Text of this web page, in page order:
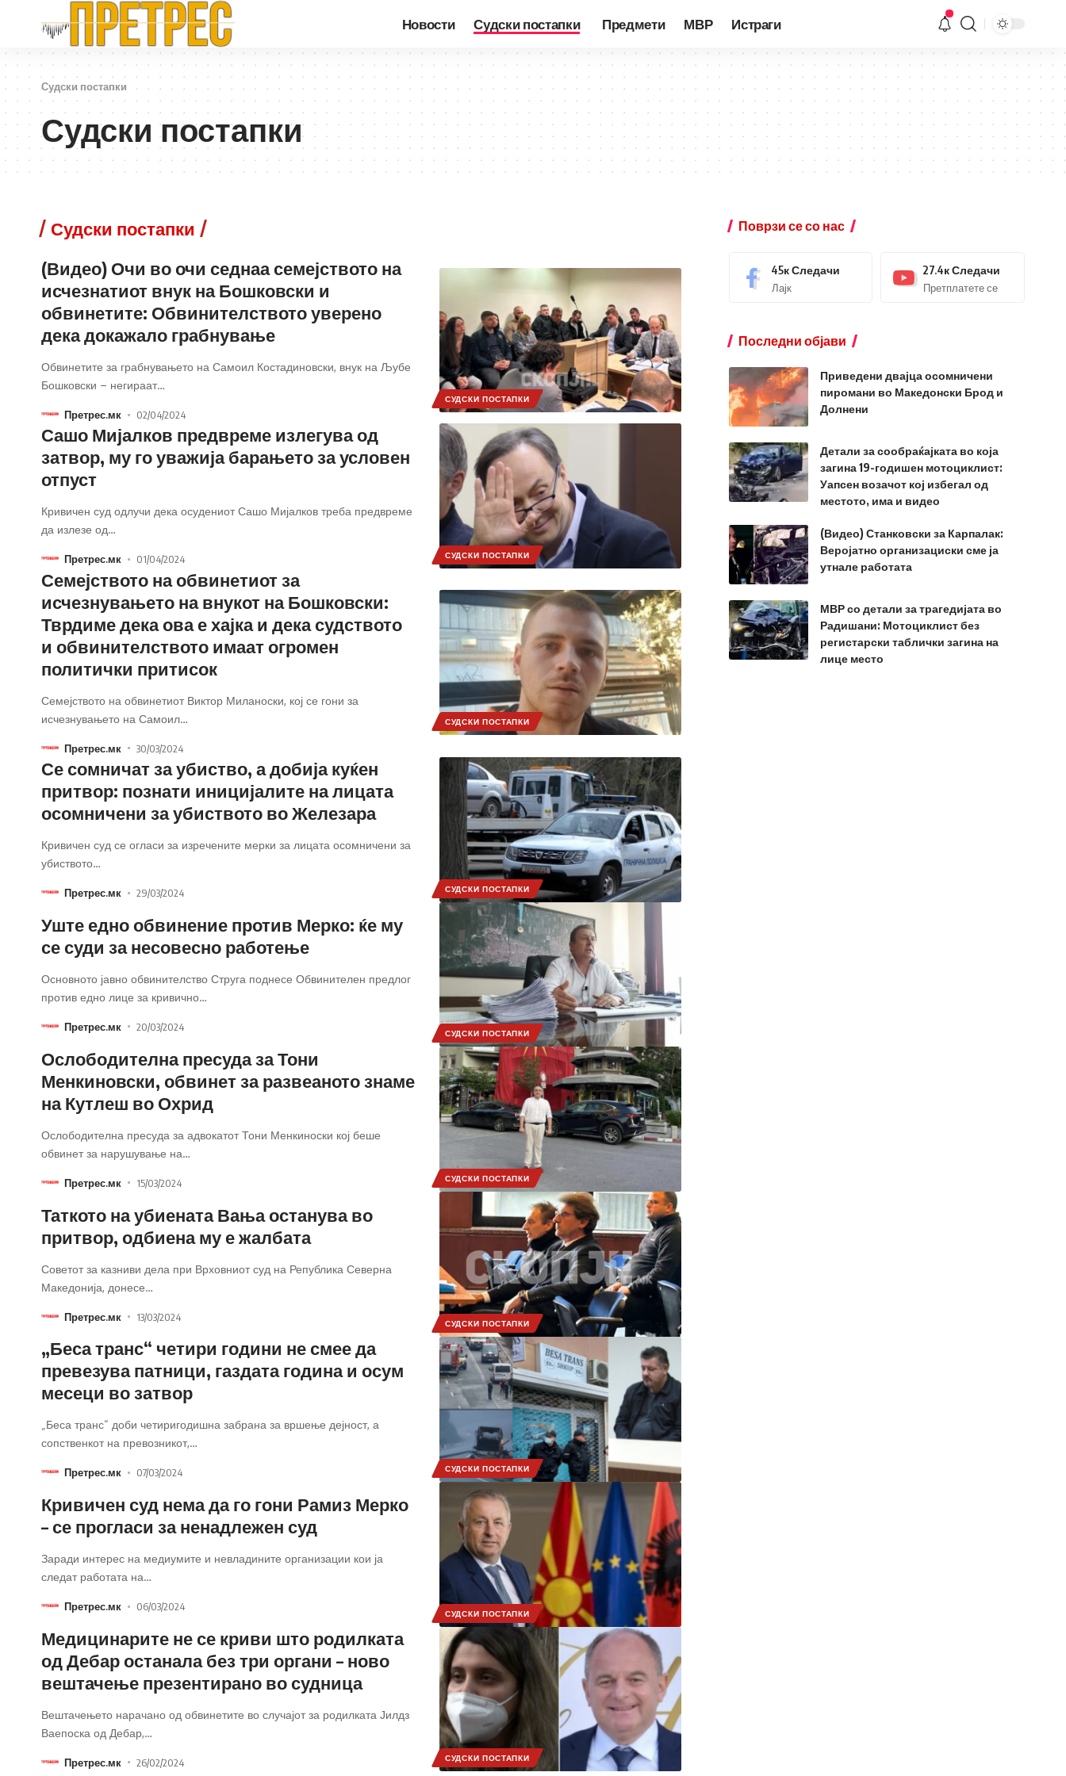
Новости Судски постапки Предмети МВР Истраги
Судски постапки
Судски постапки
Судски постапки
СУДСКИ ПОСТАПКИ
(Видео) Очи во очи седнаа семејството на
исчезнатиот внук на Бошковски и
обвинетите: Обвинителството уверено
дека докажало грабнување
Обвинетите за грабнувањето на Самоил Костадиновски, внук на Љубе
Бошковски – негираат…
Претрес.мк 02/04/2024
СУДСКИ ПОСТАПКИ
Сашо Мијалков предвреме излегува од
затвор, му го уважија барањето за условен
отпуст
Кривичен суд одлучи дека осудениот Сашо Мијалков треба предвреме
да излезе од…
Претрес.мк 01/04/2024
СУДСКИ ПОСТАПКИ
Семејството на обвинетиот за
исчезнувањето на внукот на Бошковски:
Тврдиме дека ова е хајка и дека судството
и обвинителството имаат огромен
политички притисок
Семејството на обвинетиот Виктор Миланоски, кој се гони за
исчезнувањето на Самоил…
Претрес.мк 30/03/2024
СУДСКИ ПОСТАПКИ
Се сомничат за убиство, а добија куќен
притвор: познати иницијалите на лицата
осомничени за убиството во Железара
Кривичен суд се огласи за изречените мерки за лицата осомничени за
убиството…
Претрес.мк 29/03/2024
СУДСКИ ПОСТАПКИ
Уште едно обвинение против Мерко: ќе му
се суди за несовесно работење
Основното јавно обвинителство Струга поднесе Обвинителен предлог
против едно лице за кривично…
Претрес.мк 20/03/2024
СУДСКИ ПОСТАПКИ
Ослободителна пресуда за Тони
Менкиновски, обвинет за развеаното знаме
на Кутлеш во Охрид
Ослободителна пресуда за адвокатот Тони Менкиноски кој беше
обвинет за нарушување на…
Претрес.мк 15/03/2024
СУДСКИ ПОСТАПКИ
Таткото на убиената Вања останува во
притвор, одбиена му е жалбата
Советот за казниви дела при Врховниот суд на Република Северна
Македонија, донесе…
Претрес.мк 13/03/2024
СУДСКИ ПОСТАПКИ
„Беса транс“ четири години не смее да
превезува патници, газдата година и осум
месеци во затвор
„Беса транс“ доби четиригодишна забрана за вршење дејност, а
сопственкот на превозникот,…
Претрес.мк 07/03/2024
СУДСКИ ПОСТАПКИ
Кривичен суд нема да го гони Рамиз Мерко
– се прогласи за ненадлежен суд
Заради интерес на медиумите и невладините организации кои ја
следат работата на…
Претрес.мк 06/03/2024
СУДСКИ ПОСТАПКИ
Медицинарите не се криви што родилката
од Дебар останала без три органи – ново
вештачење презентирано во судница
Вештачењето нарачано од обвинетите во случајот за родилката Јилдз
Ваепоска од Дебар,…
Претрес.мк 26/02/2024
Поврзи се со нас
45кСледачи
Лајк
27.4кСледачи
Претплатете се
Последни објави
Приведени двајца осомничени
пиромани во Македонски Брод и
Долнени
Детали за сообраќајката во која
загина 19-годишен мотоциклист:
Уапсен возачот кој избегал од
местото, има и видео
(Видео) Станковски за Карпалак:
Веројатно организациски сме ја
утнале работата
МВР со детали за трагедијата во
Радишани: Мотоциклист без
регистарски таблички загина на
лице место